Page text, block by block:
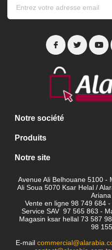
Notre société
Produits
Notre site
Avenue Ali Belhouane 5100 -
Ali Soua 5070 Ksar Helal /
Vente en ligne 98 749 684
Service SAV 97 565 863 -
Magasin ksar hellal 73 587
98
E-mail